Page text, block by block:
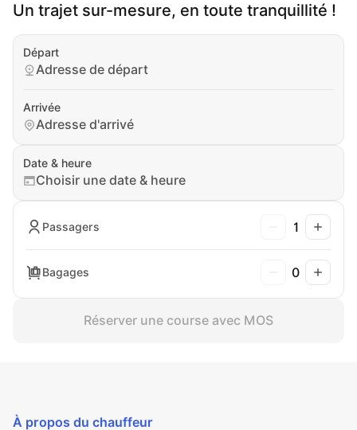
Un trajet sur-mesure, en toute tranquillité !
Départ
Adresse de départ
Arrivée
Adresse d'arrivé
Date & heure
Choisir une date & heure
Passagers 1
Bagages 0
Réserver une course avec MOS
À propos du chauffeur